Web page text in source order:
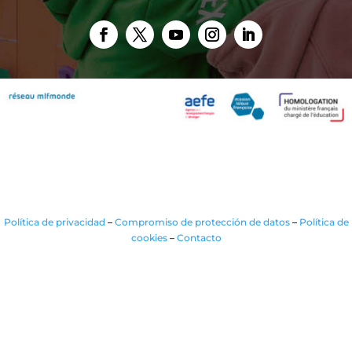
Política de privacidad – Compromiso de protección de datos– Política de
cookies– Contacto